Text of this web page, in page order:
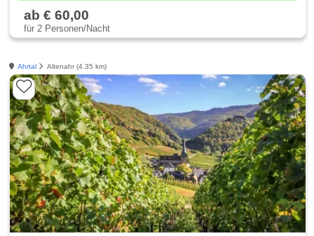
ab € 60,00
für 2 Personen/Nacht
Ahrtal Altenahr (4.35 km)